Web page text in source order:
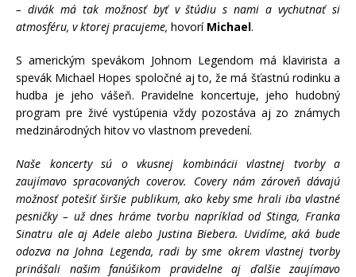
– divák má tak možnosť byť v štúdiu s nami a vychutnať si
atmosféru, v ktorej pracujeme, hovorí Michael.
S americkým spevákom Johnom Legendom má klavirista a
spevák Michael Hopes spoločné aj to, že má šťastnú rodinku a
hudba je jeho vášeň. Pravidelne koncertuje, jeho hudobný
program pre živé vystúpenia vždy pozostáva aj zo známych
medzinárodných hitov vo vlastnom prevedení.
Naše koncerty sú o vkusnej kombinácii vlastnej tvorby a
zaujímavo spracovaných coverov. Covery nám zároveň dávajú
možnosť potešiť širšie publikum, ako keby sme hrali iba vlastné
pesničky – už dnes hráme tvorbu napríklad od Stinga, Franka
Sinatru ale aj Adele alebo Justina Biebera. Uvidíme, aká bude
odozva na Johna Legenda, radi by sme okrem vlastnej tvorby
prinášali našim fanúšikom pravidelne aj ďalšie zaujímavo